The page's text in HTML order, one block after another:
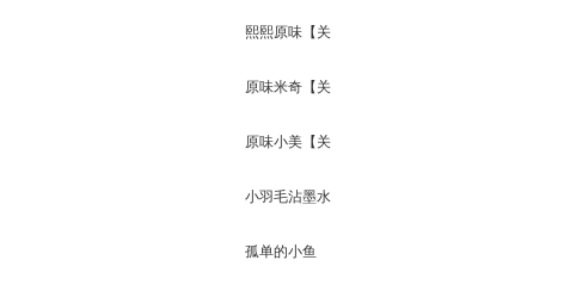
熙熙原味【关
闭】
原味米奇【关
闭】
原味小美【关
闭】
小羽毛沾墨水
孤单的小鱼